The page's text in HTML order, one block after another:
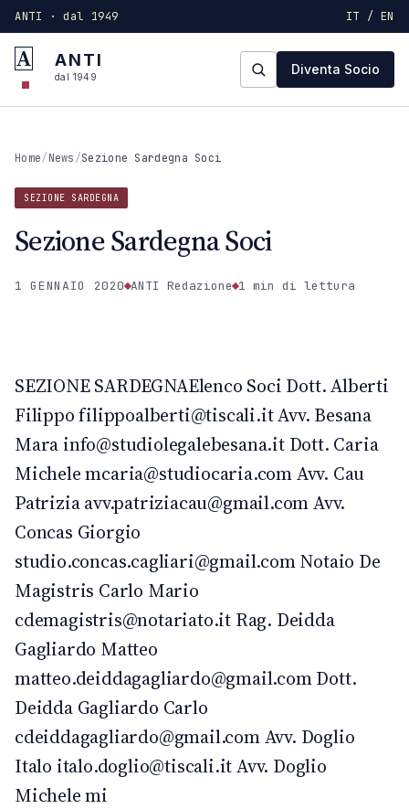
ANTI · dal 1949 IT / EN
A ANTI
dal 1949 Diventa Socio
Home/News/Sezione Sardegna Soci
SEZIONE SARDEGNA
Sezione Sardegna Soci
1 GENNAIO 2020 ANTI Redazione 1 min di lettura
SEZIONE SARDEGNAElenco Soci Dott. Alberti
Filippo filippoalberti@tiscali.it Avv. Besana
Mara info@studiolegalebesana.it Dott. Caria
Michele mcaria@studiocaria.com Avv. Cau
Patrizia avv.patriziacau@gmail.com Avv.
Concas Giorgio
studio.concas.cagliari@gmail.com Notaio De
Magistris Carlo Mario
cdemagistris@notariato.it Rag. Deidda
Gagliardo Matteo
matteo.deiddagagliardo@gmail.com Dott.
Deidda Gagliardo Carlo
cdeiddagagliardo@gmail.com Avv. Doglio
Italo italo.doglio@tiscali.it Avv. Doglio
Michele mi